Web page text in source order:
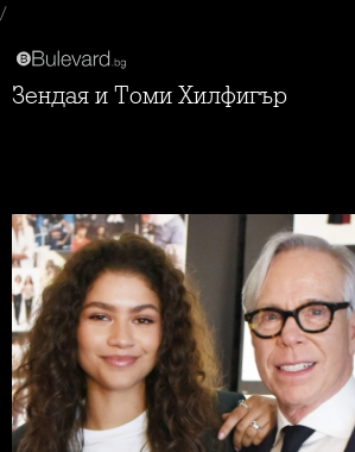
/
Зендая и Томи Хилфигър